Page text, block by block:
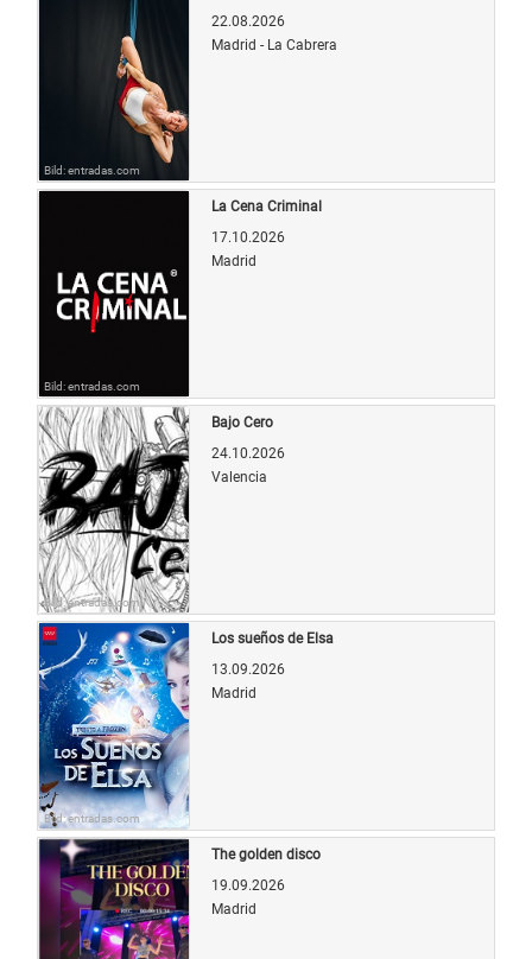
Bild: entradas.com
22.08.2026
Madrid - La Cabrera
Bild: entradas.com
La Cena Criminal
17.10.2026
Madrid
Bild: entradas.com
Bajo Cero
24.10.2026
Valencia
Bild: entradas.com
Los sueños de Elsa
13.09.2026
Madrid
The golden disco
19.09.2026
Madrid